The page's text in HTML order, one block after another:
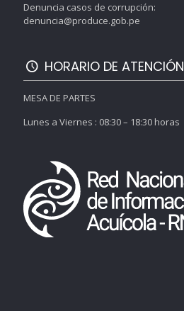
Denuncia casos de corrupción:
denuncia@produce.gob.pe
HORARIO DE ATENCIÓN
MESA DE PARTES
Lunes a Viernes : 08:30 – 18:30 horas